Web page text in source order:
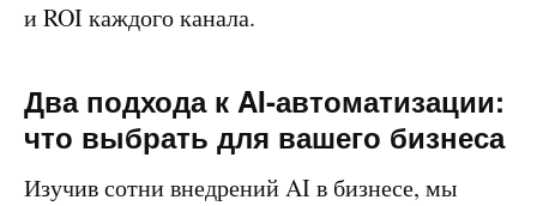
и ROI каждого канала.
Два подхода к AI-автоматизации:
что выбрать для вашего бизнеса
Изучив сотни внедрений AI в бизнесе, мы